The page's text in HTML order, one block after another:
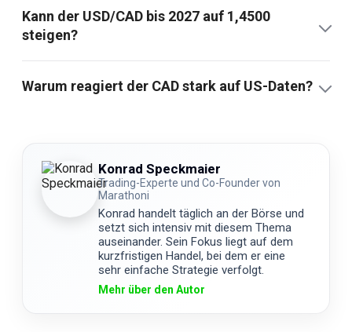
Kann der USD/CAD bis 2027 auf 1,4500
steigen?
Warum reagiert der CAD stark auf US-Daten?
Konrad Speckmaier
Trading-Experte und Co-Founder von
Marathoni
Konrad handelt täglich an der Börse und
setzt sich intensiv mit diesem Thema
auseinander. Sein Fokus liegt auf dem
kurzfristigen Handel, bei dem er eine
sehr einfache Strategie verfolgt.
Mehr über den Autor